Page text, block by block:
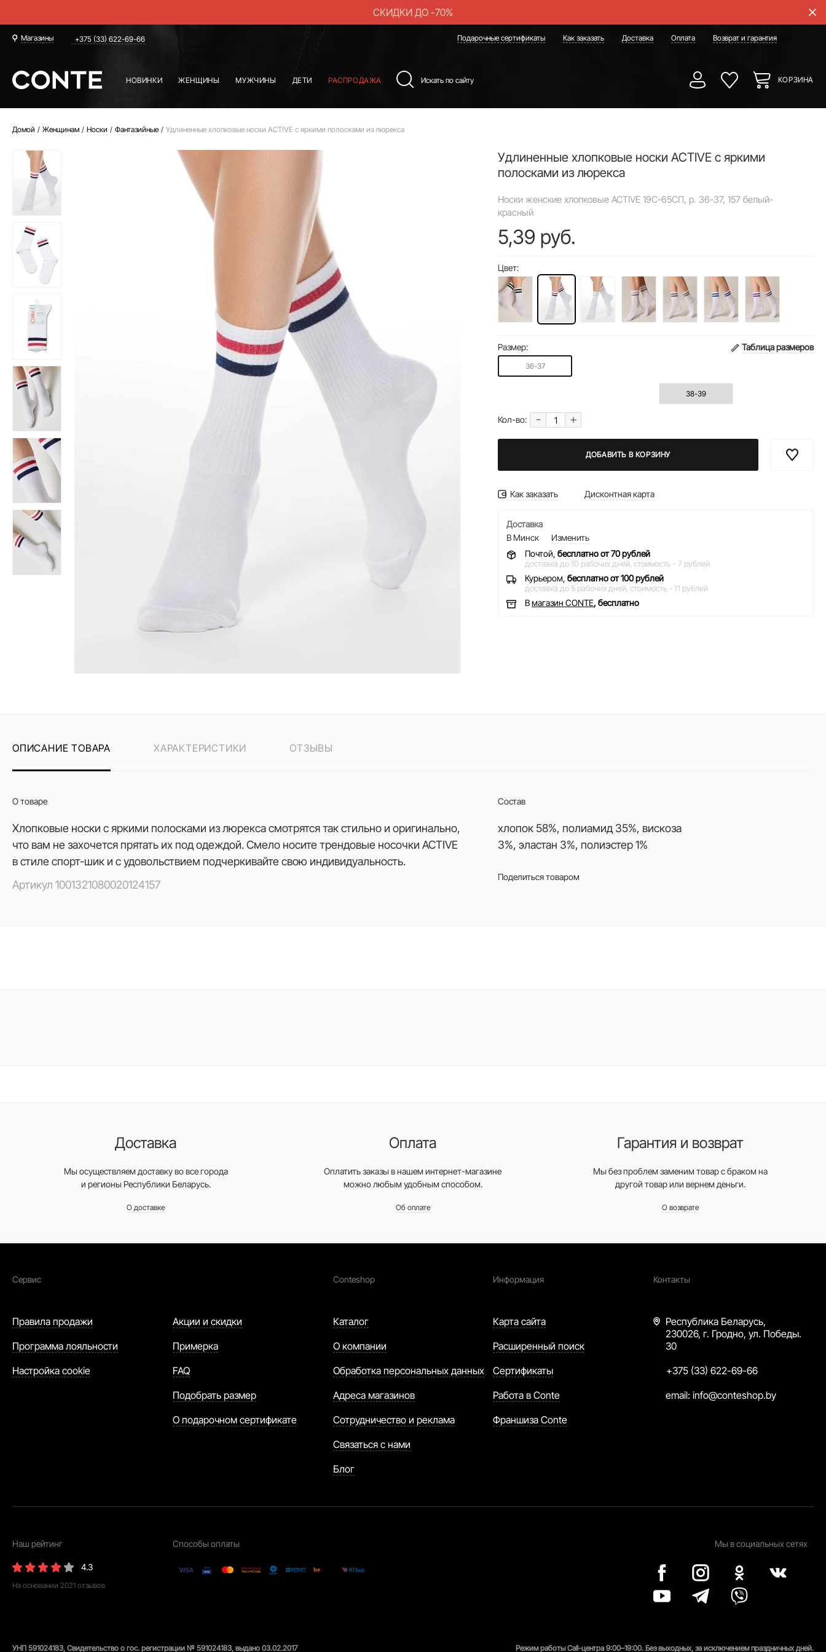
СКИДКИ ДО -70%
Магазины +375 (33) 622-69-66 Подарочные сертификаты Как заказать Доставка Оплата Возврат и гарантия
НОВИНКИ ЖЕНЩИНЫ МУЖЧИНЫ ДЕТИ РАСПРОДАЖА КОРЗИНА
Домой Женщинам Носки Фантазийные Удлиненные хлопковые носки ACTIVE с яркими полосками из люрекса
Удлиненные хлопковые носки ACTIVE с яркими
полосками из люрекса
Носки женские хлопковые ACTIVE 19С-65СП, р. 36-37, 157 белый-
красный
5,39 руб.
Цвет:
Размер: Таблица размеров
36-37
38-39
Кол-во: - +
ДОБАВИТЬ В КОРЗИНУ
Как заказать Дисконтная карта
Доставка
В Минск
Изменить
Почтой,бесплатно от 70 рублей
доставка до 10 рабочих дней, стоимость - 7 рублей
Курьером,бесплатно от 100 рублей
доставка до 5 рабочих дней, стоимость - 11 рублей
Вмагазин CONTE, бесплатно
ОПИСАНИЕ ТОВАРА ХАРАКТЕРИСТИКИ ОТЗЫВЫ
О товаре
Хлопковые носки с яркими полосками из люрекса смотрятся так стильно и оригинально,
что вам не захочется прятать их под одеждой. Смело носите трендовые носочки ACTIVE
в стиле спорт-шик и с удовольствием подчеркивайте свою индивидуальность.
Артикул 1001321080020124157
Состав
хлопок 58%, полиамид 35%, вискоза
3%, эластан 3%, полиэстер 1%
Поделиться товаром
Доставка
Мы осуществляем доставку во все города
и регионы Республики Беларусь.
О доставке
Оплата
Оплатить заказы в нашем интернет-магазине
можно любым удобным способом.
Об оплате
Гарантия и возврат
Мы без проблем заменим товар с браком на
другой товар или вернем деньги.
О возврате
Сервис
Правила продажи
Программа лояльности
Настройка cookie
Акции и скидки
Примерка
FAQ
Подобрать размер
О подарочном сертификате
Conteshop
Каталог
О компании
Обработка персональных данных
Адреса магазинов
Сотрудничество и реклама
Связаться с нами
Блог
Информация
Карта сайта
Расширенный поиск
Сертификаты
Работа в Conte
Франшиза Conte
Контакты
Республика Беларусь,
230026, г. Гродно, ул. Победы.
30
+375 (33) 622-69-66
email:info@conteshop.by
Наш рейтинг
4.3
На основании 2021 отзывов
Способы оплаты Мы в социальных сетях
УНП 591024183, Свидетельство о гос. регистрации № 591024183, выдано 03.02.2017 Режим работы Call-центра 9:00–19:00. Без выходных, за исключением праздничных дней.